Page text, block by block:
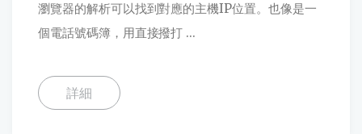
瀏覽器的解析可以找到對應的主機IP位置。也像是一
個電話號碼簿，用直接撥打 ...
詳細